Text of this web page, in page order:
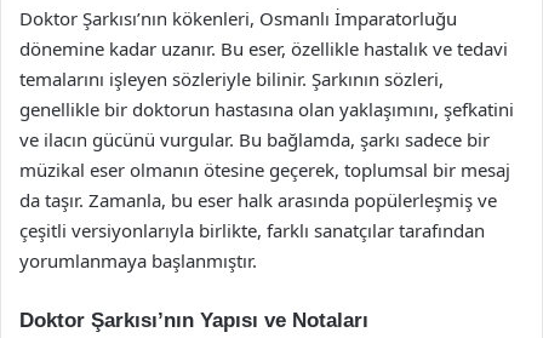
Doktor Şarkısı’nın kökenleri, Osmanlı İmparatorluğu
dönemine kadar uzanır. Bu eser, özellikle hastalık ve tedavi
temalarını işleyen sözleriyle bilinir. Şarkının sözleri,
genellikle bir doktorun hastasına olan yaklaşımını, şefkatini
ve ilacın gücünü vurgular. Bu bağlamda, şarkı sadece bir
müzikal eser olmanın ötesine geçerek, toplumsal bir mesaj
da taşır. Zamanla, bu eser halk arasında popülerleşmiş ve
çeşitli versiyonlarıyla birlikte, farklı sanatçılar tarafından
yorumlanmaya başlanmıştır.
Doktor Şarkısı’nın Yapısı ve Notaları